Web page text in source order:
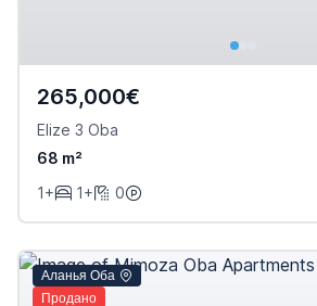
265,000€
Elize 3 Oba
68 m²
1+
1+ 0
Аланья Оба
Продано